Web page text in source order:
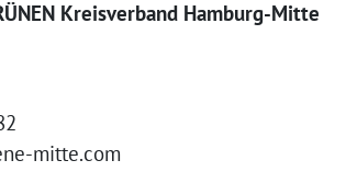
Kreisverband Hamburg-Mitte
mitte.com